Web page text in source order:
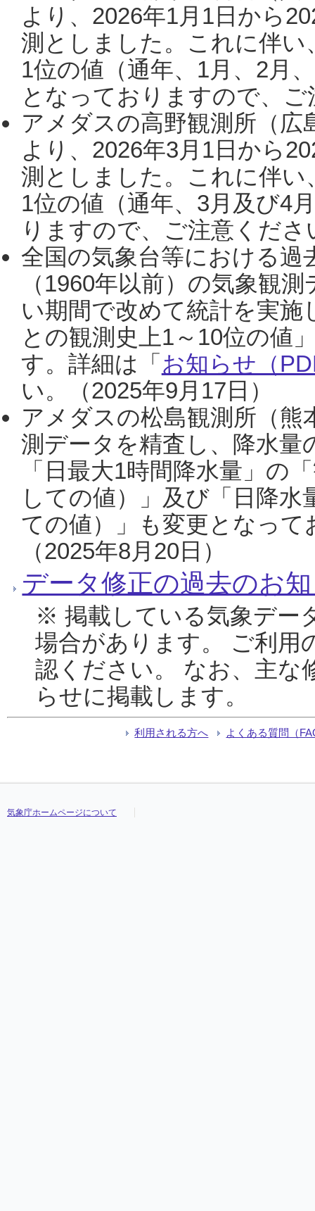
より、2026年1月1日から
測としました。これに伴い
1位の値（通年、1月、2月
となっておりますので、
アメダスの高野観測所（
より、2026年3月1日から
測としました。これに伴い
1位の値（通年、3月及び4
りますので、ご注意くだ
全国の気象台等における過
（1960年以前）の気象観
い期間で改めて統計を実
との観測史上1～10位の値
す。詳細は「 お知らせ（
い。（2025年9月17日）
アメダスの松島観測所（熊
測データを精査し、降水
「日最大1時間降水量」の
しての値）」及び「日降
ての値）」も変更となっ
（2025年8月20日）
データ修正の過去のお
※ 掲載している気象デー
場合があります。 ご利用
認ください。 なお、主な
らせに掲載します。
利用される方へ よくある質問（
気象庁ホームページについて